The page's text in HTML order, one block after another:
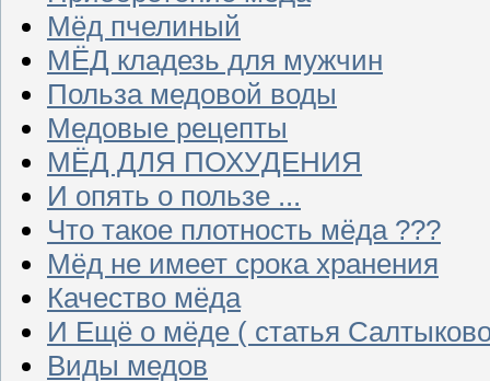
Мёд пчелиный
МЁД кладезь для мужчин
Польза медовой воды
Медовые рецепты
МЁД ДЛЯ ПОХУДЕНИЯ
И опять о пользе ...
Что такое плотность мёда ???
Мёд не имеет срока хранения
Качество мёда
И Ещё о мёде ( статья
Виды медов